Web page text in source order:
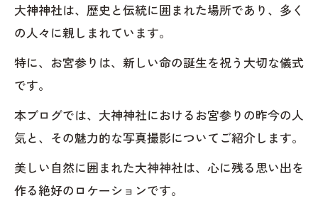
大神神社は、歴史と伝統に囲まれた場所であり、多く
の人々に親しまれています。
特に、お宮参りは、新しい命の誕生を祝う大切な儀式
です。
本ブログでは、大神神社におけるお宮参りの昨今の人
気と、その魅力的な写真撮影についてご紹介します。
美しい自然に囲まれた大神神社は、心に残る思い出を
作る絶好のロケーションです。